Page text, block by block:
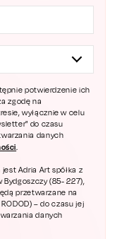
potwierdzenie ich
zgodę na
wyłącznie w celu
do czasu
danych
.
Adria Art spółka z
(85- 227),
przetwarzane na
– do czasu jej
danych